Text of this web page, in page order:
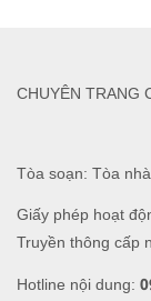
Tòa soạn: Tòa
Giấy phép hoạt
Truyền thông cấp
Hotline nội dung:
CHUYÊN TRANG